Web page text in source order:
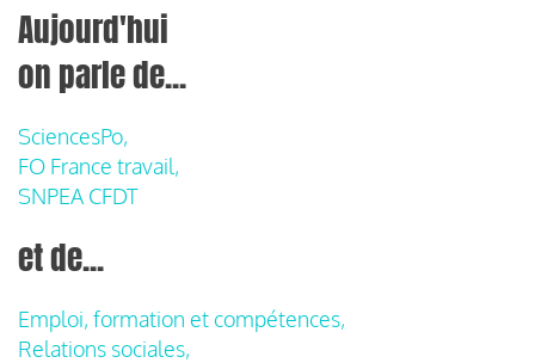
Aujourd'hui
on parle de...
SciencesPo,
FO France travail,
SNPEA CFDT
et de...
Emploi, formation et compétences,
Relations sociales,